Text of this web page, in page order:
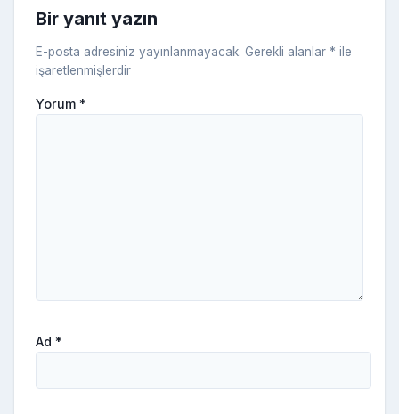
ki
Bir yanıt yazın
E-posta adresiniz yayınlanmayacak. Gerekli alanlar * ile
işaretlenmişlerdir
Yorum *
Ad *